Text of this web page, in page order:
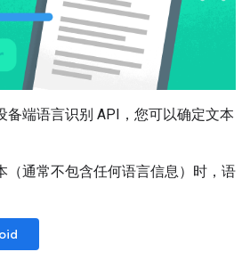
备端语言识别 API，您可以确定文本
（通常不包含任何语言信息）时，语